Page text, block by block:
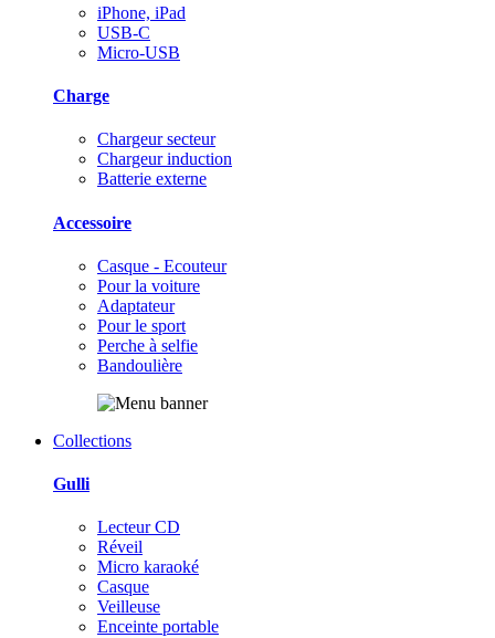
iPhone, iPad
USB-C
Micro-USB
Charge
Chargeur secteur
Chargeur induction
Batterie externe
Accessoire
Casque - Ecouteur
Pour la voiture
Adaptateur
Pour le sport
Perche à selfie
Bandoulière
Collections
Gulli
Lecteur CD
Réveil
Micro karaoké
Casque
Veilleuse
Enceinte portable